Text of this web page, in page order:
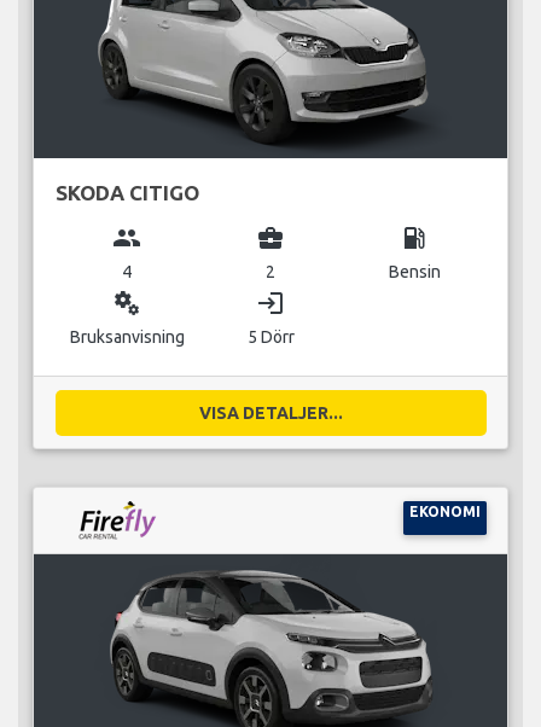
SKODA CITIGO
group
4
business_center
2
local_gas_station
Bensin
miscellaneous_services
Bruksanvisning
login
5 Dörr
VISA DETALJER...
EKONOMI